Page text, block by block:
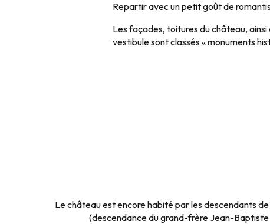
Repartir avec un petit goût de
Les façades, toitures du château,
vestibule sont classés « monuments
Le château est encore habité par les descendants
(descendance du grand-frère Jean-